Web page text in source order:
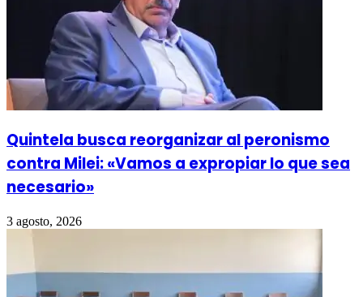
Quintela busca reorganizar al peronismo
contra Milei: «Vamos a expropiar lo que sea
necesario»
3 agosto, 2026